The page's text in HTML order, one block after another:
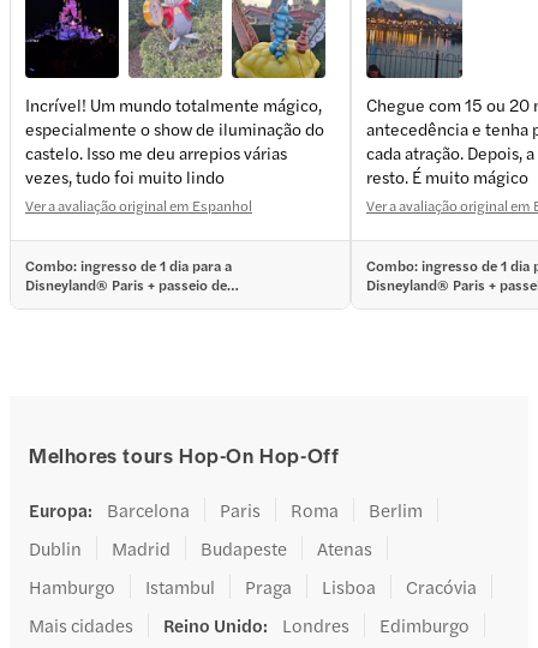
+4more
Incrível! Um mundo totalmente mágico,
especialmente o show de iluminação do
castelo. Isso me deu arrepios várias
vezes, tudo foi muito lindo
Ver a avaliação original em Espanhol
Combo: ingresso de 1 dia para a
Disneyland® Paris + passeio de
Chegue com 15 ou 20
antecedência e tenha
cada atração. Depois,
resto. É muito mágico
Ver a avaliação original em
Combo: ingresso de 1 dia
Disneyland® Paris +
Melhores tours Hop-On Hop-Off
Europa: Barcelona Paris Roma
Berlim
Dublin
Madrid Budapeste
Atenas
Hamburgo
Istambul Praga Lisboa
Cracóvia
Mais cidades
Reino Unido: Londres
Edimburgo